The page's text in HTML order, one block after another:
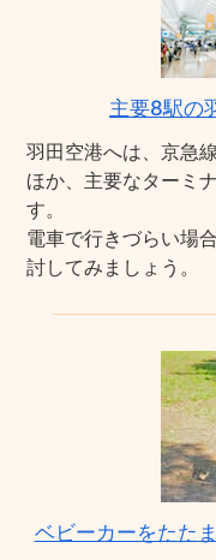
主要8駅の
羽田空港へは、京急
ほか、主要なターミ
す。
電車で行きづらい場
討してみましょう。
ベビーカーをたた